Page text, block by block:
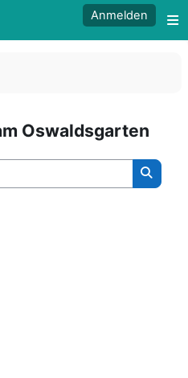
Anmelden
Oswaldsgarten
Kurse